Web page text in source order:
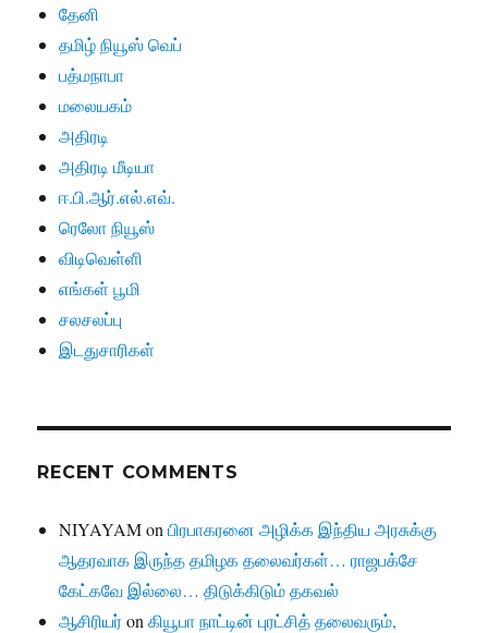
தேனி
தமிழ் நியூஸ் வெப்
பத்மநாபா
மலையகம்
அதிரடி
அதிரடி மீடியா
ஈ.பி.ஆர்.எல்.எவ்.
ரெலோ நியூஸ்
விடிவெள்ளி
எங்கள் பூமி
சலசலப்பு
இடதுசாரிகள்
RECENT COMMENTS
NIYAYAMonபிரபாகரனை அழிக்க இந்திய அரசுக்கு
ஆதரவாக இருந்த தமிழக தலைவர்கள்… ராஜபக்சே
கேட்கவே இல்லை… திடுக்கிடும் தகவல்
ஆசிரியர்onகியூபா நாட்டின் புரட்சித் தலைவரும்,